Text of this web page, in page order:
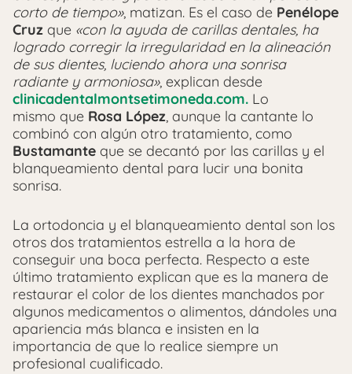
corto de tiempo», matizan. Es el caso de Penélope
Cruz que «con la ayuda de carillas dentales, ha
logrado corregir la irregularidad en la alineación
de sus dientes, luciendo ahora una sonrisa
radiante y armoniosa», explican desde
clinicadentalmontsetimoneda.com. Lo
mismo que Rosa López, aunque la cantante lo
combinó con algún otro tratamiento, como
Bustamante que se decantó por las carillas y el
blanqueamiento dental para lucir una bonita
sonrisa.
La ortodoncia y el blanqueamiento dental son los
otros dos tratamientos estrella a la hora de
conseguir una boca perfecta. Respecto a este
último tratamiento explican que es la manera de
restaurar el color de los dientes manchados por
algunos medicamentos o alimentos, dándoles una
apariencia más blanca e insisten en la
importancia de que lo realice siempre un
profesional cualificado.